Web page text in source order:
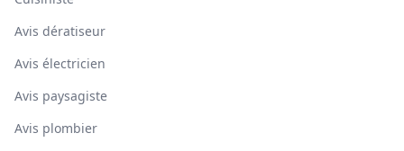
Avis dératiseur
Avis électricien
Avis paysagiste
Avis plombier